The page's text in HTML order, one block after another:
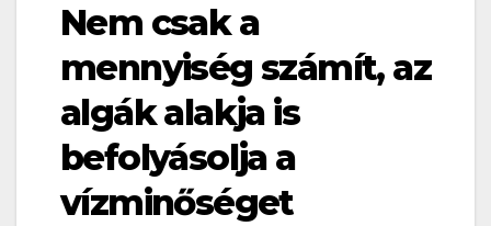
Nem csak a
mennyiség számít, az
algák alakja is
befolyásolja a
vízminőséget